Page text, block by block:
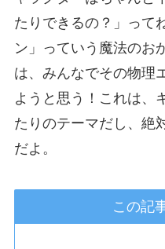
たりできるの？」って
ン」っていう魔法のお
は、みんなでその物理
ようと思う！これは、
たりのテーマだし、絶
だよ。
この記